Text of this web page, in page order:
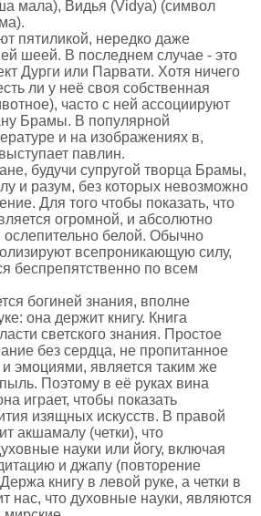
мала), Видья (Vidya) (символ
пятиликой, нередко даже
шеей. В последнем случае - это
Дурги или Парвати. Хотя ничего
ли у неё своя собственная
часто с ней ассоциируют
Брамы. В популярной
и на изображениях в,
павлин.
будучи супругой творца Брамы,
и разум, без которых невозможно
Для того чтобы показать, что
огромной, и абсолютно
ослепительно белой. Обычно
всепроникающую силу,
беспрепятственно по всем
богиней знания, вполне
она держит книгу. Книга
светского знания. Простое
без сердца, не пропитанное
эмоциями, является таким же
Поэтому в её руках вина
играет, чтобы показать
изящных искусств. В правой
акшамалу (четки), что
науки или йогу, включая
и джапу (повторение
книгу в левой руке, а четки в
нас, что духовные науки, являются